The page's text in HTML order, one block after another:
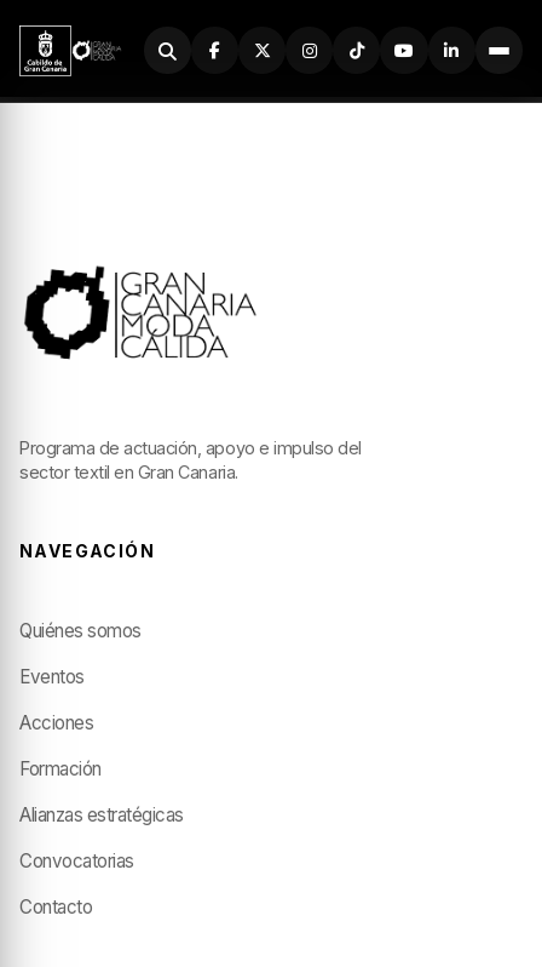
Buscador
Programa de actuación, apoyo e impulso del
sector textil en Gran Canaria.
NAVEGACIÓN
Quiénes somos
Eventos
Acciones
Formación
Alianzas estratégicas
Convocatorias
Contacto